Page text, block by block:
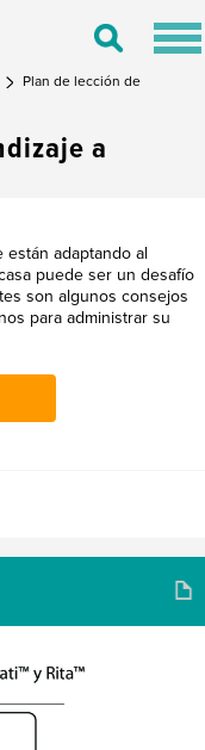
Toggle
Plan de lección de
a
están adaptando al
puede ser un desafío
son algunos consejos
para administrar su